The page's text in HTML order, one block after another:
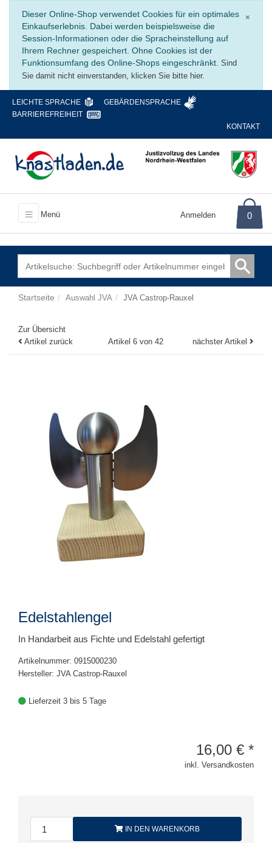
×
Dieser Online-Shop verwendet Cookies für ein optimales
Einkaufserlebnis. Dabei werden beispielsweise die
Session-Informationen oder die Spracheinstellung auf
Ihrem Rechner gespeichert. Ohne Cookies ist der
Funktionsumfang des Online-Shops eingeschränkt. Sind
Sie damit nicht einverstanden, klicken Sie bitte hier.
LEICHTE SPRACHE
GEBÄRDENSPRACHE
BARRIEREFREIHEIT
KONTAKT
Menü Anmelden 0
Startseite Auswahl JVA JVA Castrop-Rauxel
Zur Übersicht
Artikel zurück
Artikel 6 von 42 nächster Artikel
Edelstahlengel
In Handarbeit aus Fichte und Edelstahl gefertigt
Artikelnummer: 0915000230
Hersteller: JVA Castrop-Rauxel
Lieferzeit 3 bis 5 Tage
16,00 € *
inkl. Versandkosten
IN DEN WARENKORB